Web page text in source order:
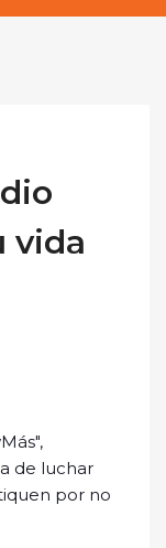
vida
de luchar
por no